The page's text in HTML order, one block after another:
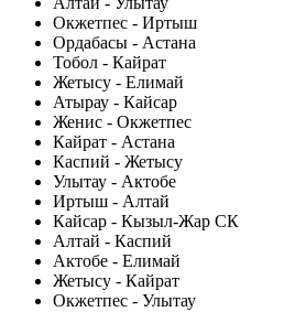
Окжетпес - Иртыш
Ордабасы - Астана
Тобол - Кайрат
Жетысу - Елимай
Атырау - Кайсар
Женис - Окжетпес
Кайрат - Астана
Каспий - Жетысу
Улытау - Актобе
Иртыш - Алтай
Кайсар - Кызыл-Жар СК
Алтай - Каспий
Актобе - Елимай
Жетысу - Кайрат
Окжетпес - Улытау